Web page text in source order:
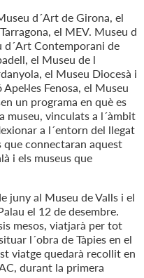
d´Art de Girona, el
el MEV. Museu d
d´Art Contemporani de
el Museu de l
el Museu Diocesà i
Fenosa, el Museu
un programa en què es
museu, vinculats a l´àmbit
a l´entorn del llegat
connectaran aquest
i els museus que
juny al Museu de Valls i el
el 12 de desembre.
mesos, viatjarà per tot
l´obra de Tàpies en el
viatge quedarà recollit en
durant la primera